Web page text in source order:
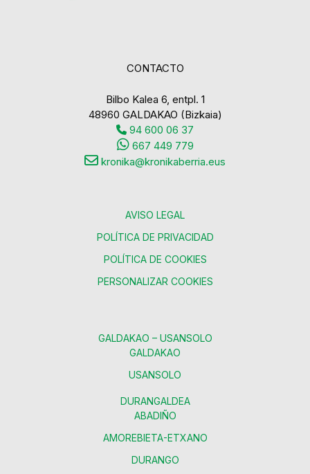
CONTACTO
Bilbo Kalea 6, entpl. 1
48960 GALDAKAO (Bizkaia)
94 600 06 37
667 449 779
kronika@kronikaberria.eus
AVISO LEGAL
POLÍTICA DE PRIVACIDAD
POLÍTICA DE COOKIES
PERSONALIZAR COOKIES
GALDAKAO – USANSOLO
GALDAKAO
USANSOLO
DURANGALDEA
ABADIÑO
AMOREBIETA-ETXANO
DURANGO